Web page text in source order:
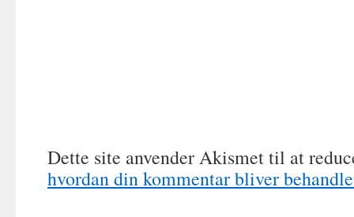
Dette site anvender Akismet til at
hvordan din kommentar bliver